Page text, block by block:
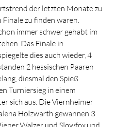
der letzten Monate zu
zu finden waren.
immer schwer gehabt im
Das Finale in
dies auch wieder, 4
2 hessischen Paaren
diesmal den Spieß
Turniersieg in einem
sich aus. Die Viernheimer
Holzwarth gewannen 3
Walzer und Slowfox und